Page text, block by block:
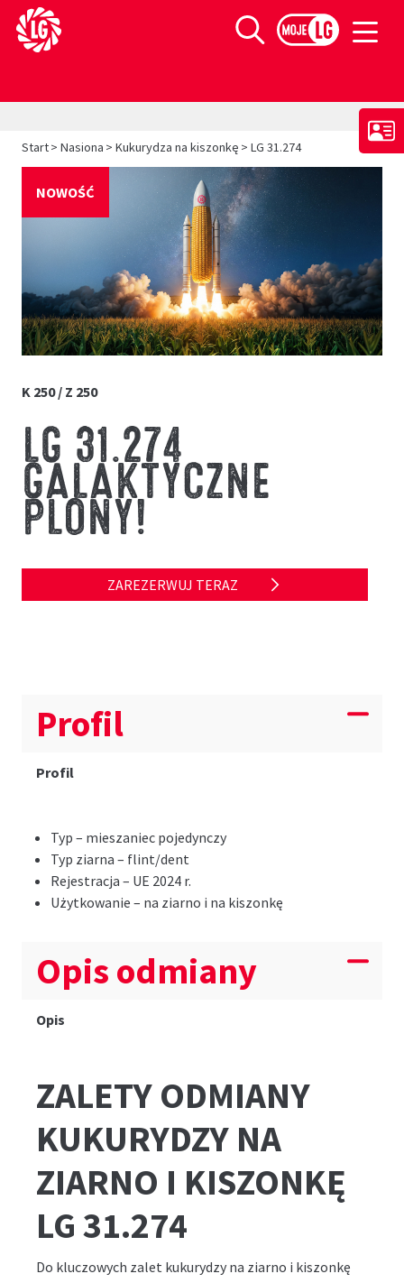
Limagrain europejski lider w produkcji materiału siewnego
Szukaj
Start> Nasiona > Kukurydza na kiszonkę > LG 31.274
K 250 / Z 250
NOWOŚĆ
LG 31.274
GALAKTYCZNE
PLONY!
ZAREZERWUJ TERAZ
Profil
Profil
Typ – mieszaniec pojedynczy
Typ ziarna – flint/dent
Rejestracja – UE 2024 r.
Użytkowanie – na ziarno i na kiszonkę
Opis odmiany
Opis
ZALETY ODMIANY
KUKURYDZY NA
ZIARNO I KISZONKĘ
LG 31.274
Do kluczowych zalet kukurydzy na ziarno i kiszonkę